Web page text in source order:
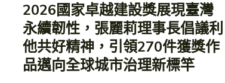
2026國家卓越建設獎展現臺灣
永續韌性，張麗莉理事長倡議利
他共好精神，引領270件獲獎作
品邁向全球城市治理新標竿